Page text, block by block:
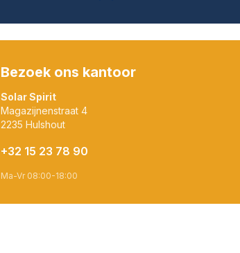
Bezoek ons kantoor
Solar Spirit
Magazijnenstraat 4
2235 Hulshout
+32 15 23 78 90
Ma-Vr 08:00-18:00